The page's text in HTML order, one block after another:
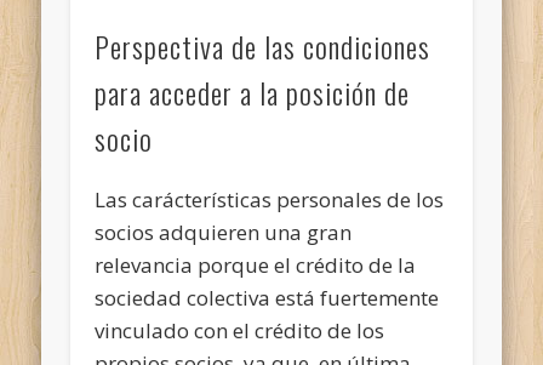
Perspectiva de las condiciones
para acceder a la posición de
socio
Las carácterísticas personales de los
socios adquieren una gran
relevancia porque el crédito de la
sociedad colectiva está fuertemente
vinculado con el crédito de los